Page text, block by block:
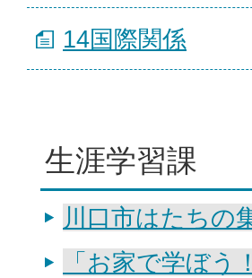
14国際関係
生涯学習課
川口市はたちの
「お家で学ぼ